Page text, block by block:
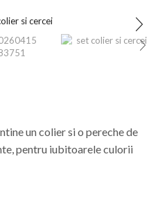
un colier si o pereche de
pentru iubitoarele culorii